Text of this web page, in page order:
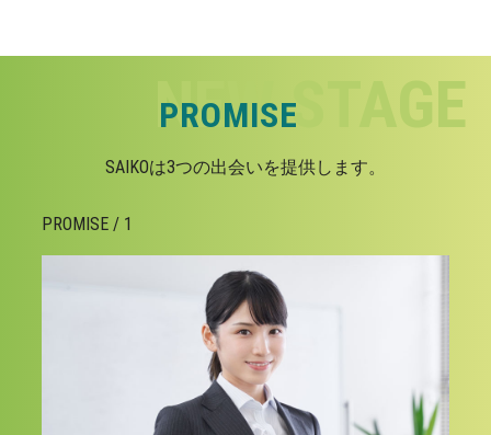
PROMISE
SAIKOは3つの出会いを提供します。
PROMISE / 1